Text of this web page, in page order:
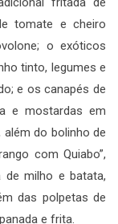
tomate e cheiro
o exóticos
tinto, legumes e
e os canapés de
e mostardas em
do bolinho de
com Quiabo”,
milho e batata,
das polpetas de
e frita.